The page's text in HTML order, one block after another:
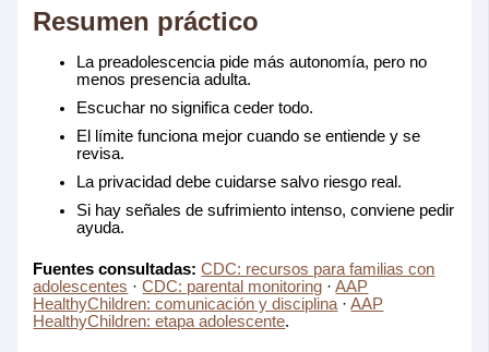
Resumen práctico
La preadolescencia pide más autonomía, pero no
menos presencia adulta.
Escuchar no significa ceder todo.
El límite funciona mejor cuando se entiende y se
revisa.
La privacidad debe cuidarse salvo riesgo real.
Si hay señales de sufrimiento intenso, conviene pedir
ayuda.
Fuentes consultadas: CDC: recursos para familias con
adolescentes ·CDC: parental monitoring ·AAP
HealthyChildren: comunicación y disciplina·AAP
HealthyChildren: etapa adolescente.